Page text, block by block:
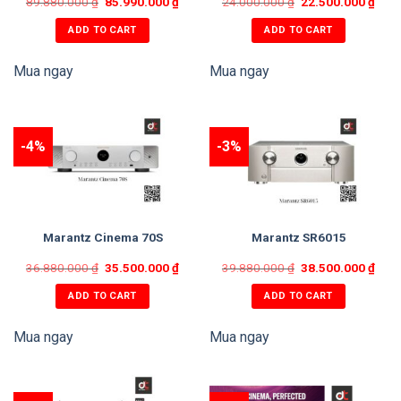
ADD TO CART
Mua ngay
ADD TO CART
Mua ngay
-4%
Marantz Cinema 70S
36.880.000₫ 35.500.000₫
ADD TO CART
Mua ngay
-3%
Marantz SR6015
39.880.000₫ 38.500.000₫
ADD TO CART
Mua ngay